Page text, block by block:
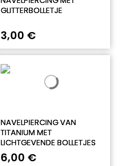
GLITTERBOLLETJE
3,00 €
NAVELPIERCING VAN
TITANIUM MET
LICHTGEVENDE BOLLETJES
6,00 €